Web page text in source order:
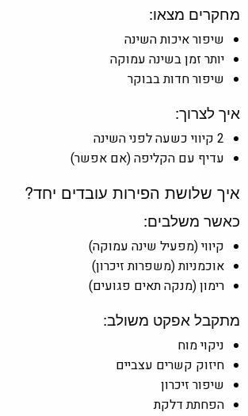
מחקרים מצאו:
שיפור איכות השינה
יותר זמן בשינה עמוקה
שיפור חדות בבוקר
איך לצרוך:
עדיף עם הקליפה (אם אפשר)
איך שלושת הפירות עובדים יחד?
כאשר משלבים:
קיווי (מפעיל שינה עמוקה)
אוכמניות (משפרות זיכרון)
רימון (מנקה תאים פגועים)
מתקבל אפקט משולב:
ניקוי מוח
חיזוק קשרים עצביים
שיפור זיכרון
הפחתת דלקת